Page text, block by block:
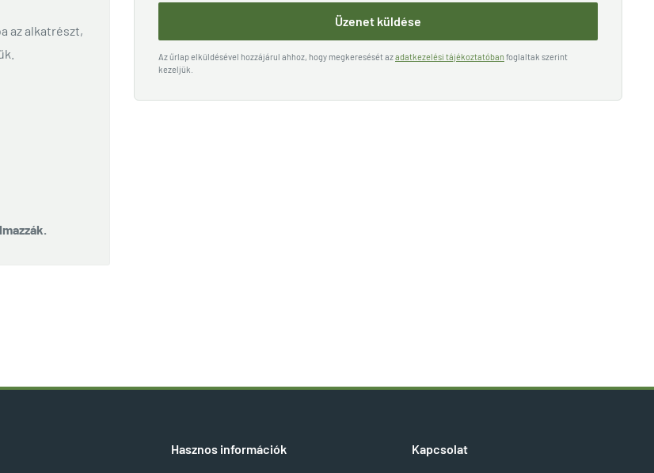
Üzenet küldése
Az űrlap elküldésével hozzájárul ahhoz, hogy megkeresését azadatkezelési tájékoztatóban foglaltak szerint
kezeljük.
az alkatrészt,
Hasznos információk Kapcsolat